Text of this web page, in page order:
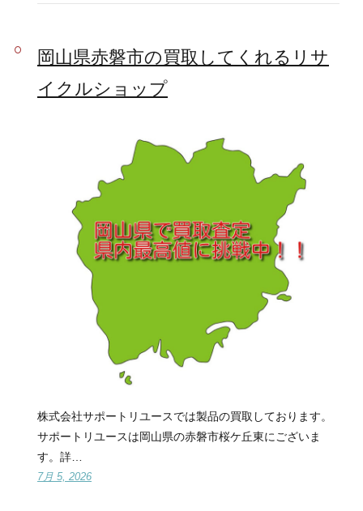
岡山県赤磐市の買取してくれるリサ
イクルショップ
株式会社サポートリユースでは製品の買取しております。
サポートリユースは岡山県の赤磐市桜ケ丘東にございま
す。詳…
7月 5, 2026